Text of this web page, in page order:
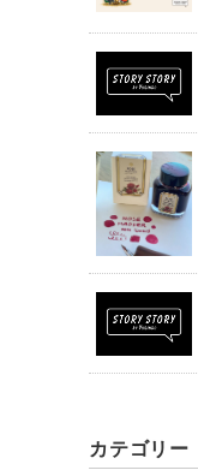
カテゴリー